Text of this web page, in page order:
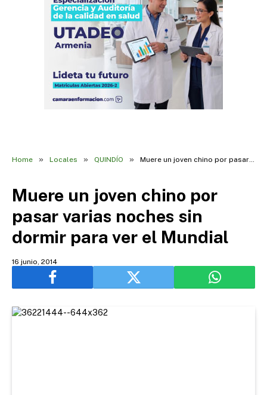
Home » Locales » QUINDÍO » Muere un joven chino por pasar varias noches sin dormir para ver el Mundial
Muere un joven chino por
pasar varias noches sin
dormir para ver el Mundial
16 junio, 2014